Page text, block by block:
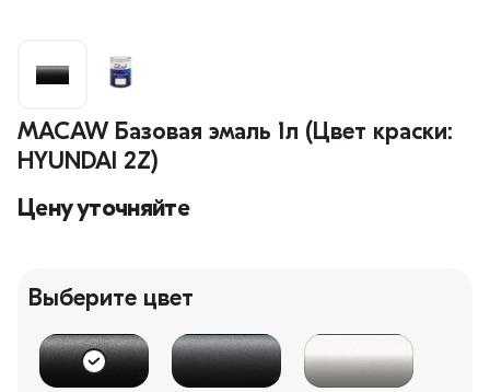
MACAW Базовая эмаль 1л (Цвет краски:
HYUNDAI 2Z)
Цену уточняйте
Выберите цвет